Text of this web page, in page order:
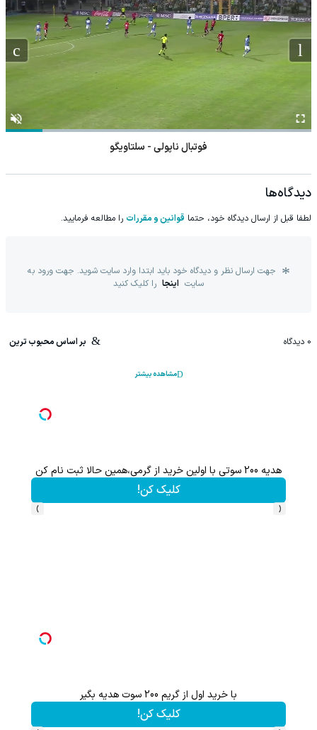
فوتبال ناپولی - سلتاویگو
دیدگاه‌ها
لطفا قبل از ارسال دیدگاه خود، حتما قوانین و مقررات را مطالعه فرمایید.
جهت ارسال نظر و دیدگاه خود باید ابتدا وارد سایت شوید. جهت ورود به
سایت اینجا را کلیک کنید
0 دیدگاه بر اساس محبوب ترین
مشاهده بیشتر
هدیه 200 سوتی با اولین خرید از گرمی،همین حالا ثبت نام کن
کلیک کن!
‹
›
با خرید اول از گریم 200 سوت هدیه بگیر
کلیک کن!